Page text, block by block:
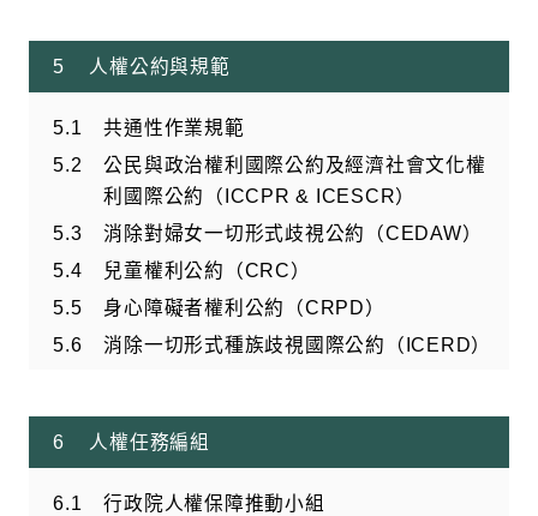
人權公約與規範
共通性作業規範
公民與政治權利國際公約及經濟社會文化權
利國際公約（ICCPR & ICESCR）
消除對婦女一切形式歧視公約（CEDAW）
兒童權利公約（CRC）
身心障礙者權利公約（CRPD）
消除一切形式種族歧視國際公約（ICERD）
人權任務編組
行政院人權保障推動小組